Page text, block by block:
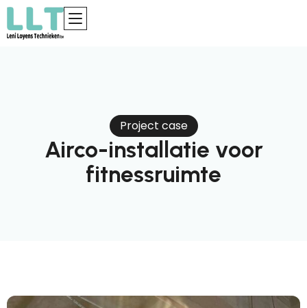
Project case
Airco-installatie voor
fitnessruimte